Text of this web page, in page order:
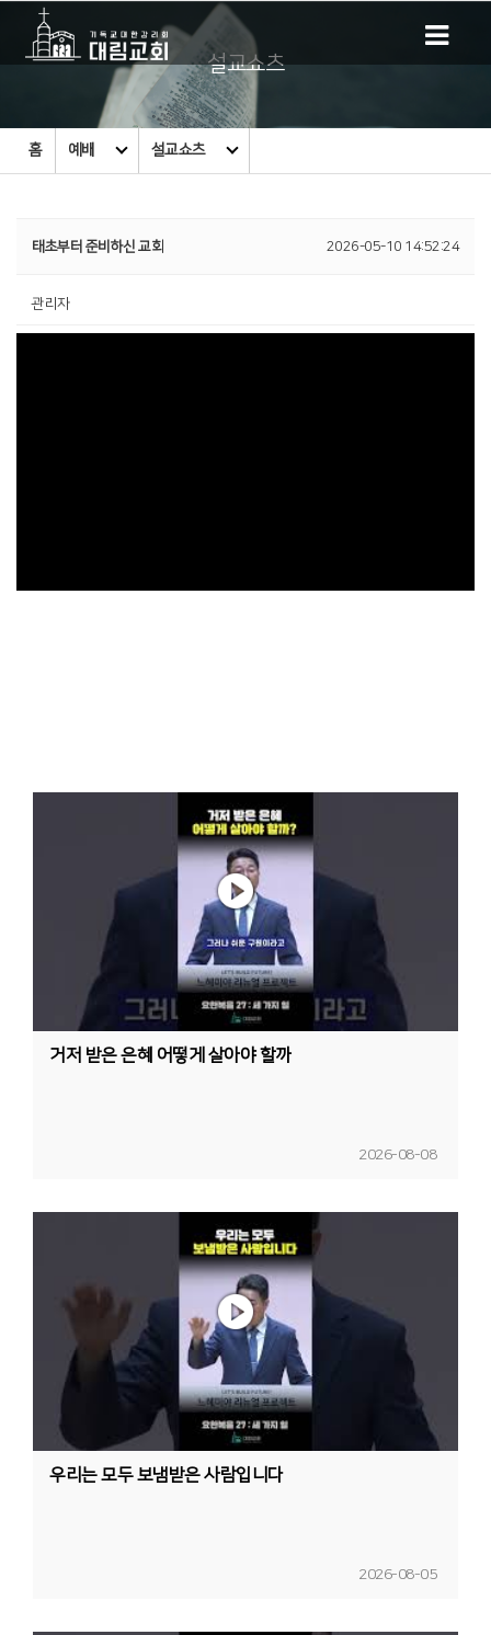
설교쇼츠
홈 예배 설교쇼츠
태초부터 준비하신 교회 2026-05-10 14:52:24
관리자
거저 받은 은혜 어떻게 살아야 할까
2026-08-08
우리는 모두 보냄받은 사람입니다
2026-08-05